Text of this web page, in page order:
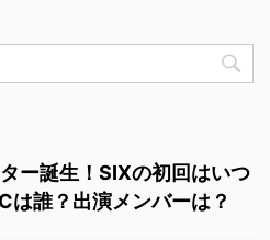
ー誕生！SIXの初回はいつ
は誰？出演メンバーは？